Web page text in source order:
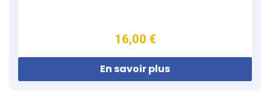
16,00 €
En savoir plus